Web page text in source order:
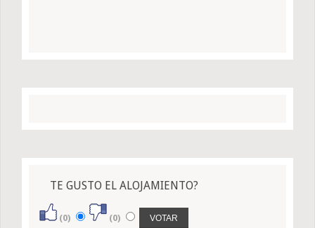
TE GUSTO EL ALOJAMIENTO?
(0) (0)